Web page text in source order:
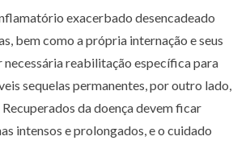
exacerbado desencadeado
bem como a própria internação e seus
necessária reabilitação específica para
sequelas permanentes, por outro lado,
da doença devem ficar
intensos e prolongados, e o cuidado